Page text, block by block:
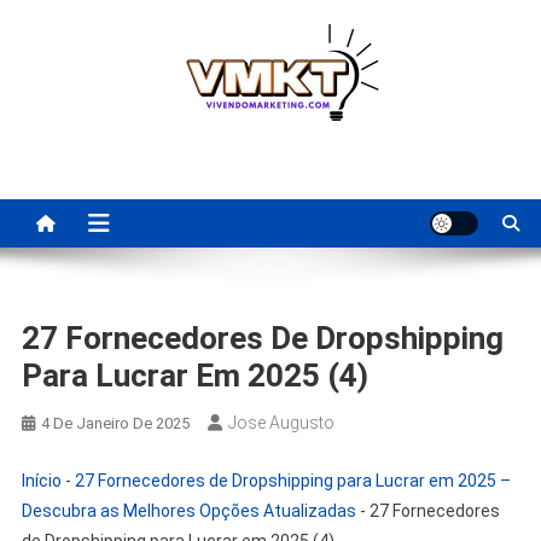
Para Revenda | Vivendo
Marketing
27 Fornecedores De Dropshipping
Para Lucrar Em 2025 (4)
4 De Janeiro De 2025 Jose Augusto
Início - 27 Fornecedores de Dropshipping para Lucrar em 2025 –
Descubra as Melhores Opções Atualizadas - 27 Fornecedores